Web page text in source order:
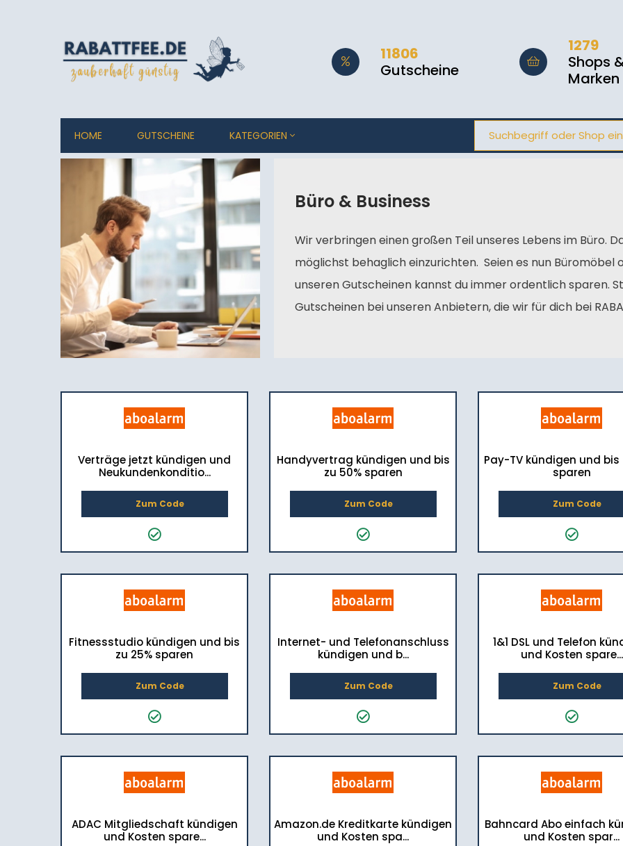
11806
Gutscheine
1279
Shops
Marken
HOME GUTSCHEINE KATEGORIEN
Büro & Business
Wir verbringen einen großen Teil unseres Lebens im Büro.
möglichst behaglich einzurichten. Seien es nun Büromöbel
unseren Gutscheinen kannst du immer ordentlich sparen.
Gutscheinen bei unseren Anbietern, die wir für dich bei
Verträge jetzt kündigen und
Neukundenkonditio...
Zum Code
Handyvertrag kündigen und bis
zu 50% sparen
Zum Code
Pay-TV kündigen und bis
sparen
Zum Code
Fitnessstudio kündigen und bis
zu 25% sparen
Zum Code
Internet- und Telefonanschluss
kündigen und b...
Zum Code
1&1 DSL und Telefon
und Kosten spare...
Zum Code
ADAC Mitgliedschaft kündigen
und Kosten spare...
Amazon.de Kreditkarte kündigen
und Kosten spa...
Bahncard Abo einfach
und Kosten spar...